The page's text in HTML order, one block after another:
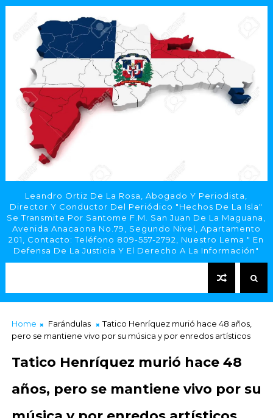
Leandro Ortiz De La Rosa, Abogado Y Periodista,
Director Y Conductor Del Periódico "Hechos De La Isla"
Se Transmite Por Santome F.M. San Juan De La Maguana,
Avenida Anacaona No.79, Segundo Nivel, Apartamento
201, Contacto: Teléfono 809-557-2792, Nuestro Lema " En
Defensa De La Justicia Y El Derecho A La Información"
Home Farándulas
Tatico Henríquez murió hace 48 años,
pero se mantiene vivo por su música y por enredos artísticos
Tatico Henríquez murió hace 48
años, pero se mantiene vivo por su